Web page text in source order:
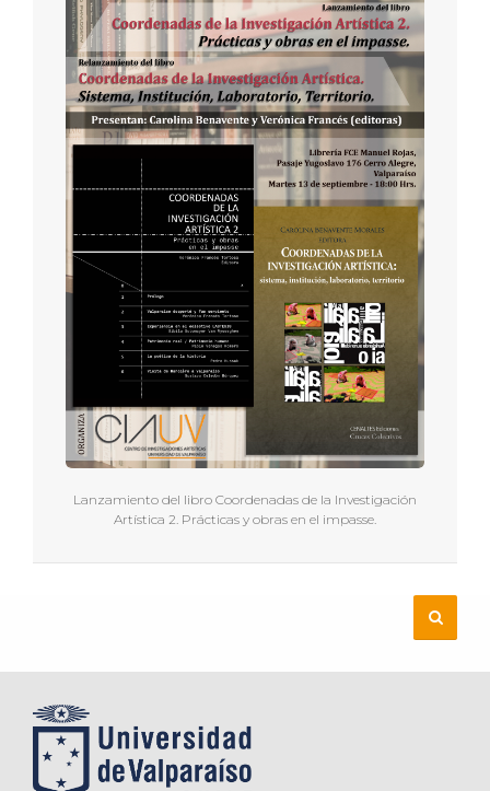
Lanzamiento del libro Coordenadas de la Investigación
Artística 2. Prácticas y obras en el impasse.